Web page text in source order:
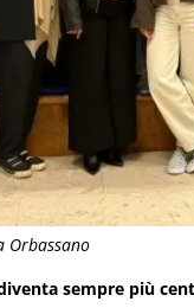
Orbassano
sempre più